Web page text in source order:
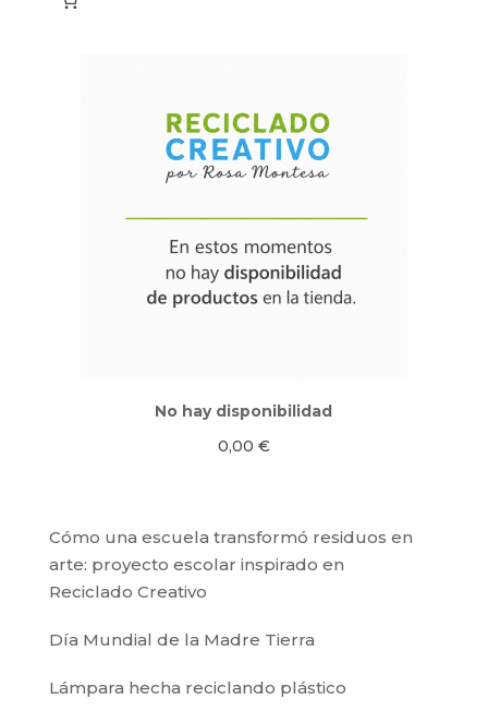
No hay disponibilidad
0,00 €
Cómo una escuela transformó residuos en
arte: proyecto escolar inspirado en
Reciclado Creativo
Día Mundial de la Madre Tierra
Lámpara hecha reciclando plástico